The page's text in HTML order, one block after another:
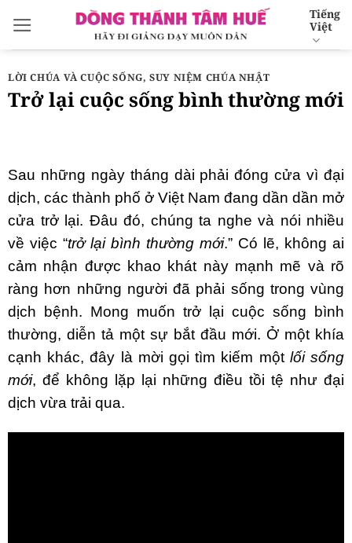
qua
nội
dung
Tiếng
Việt
LỜI CHÚA VÀ CUỘC SỐNG,SUY NIỆM CHÚA NHẬT
Trở lại cuộc sống bình thường mới
Sau những ngày tháng dài phải đóng cửa vì đại
dịch, các thành phố ở Việt Nam đang dần dần mở
cửa trở lại. Đâu đó, chúng ta nghe và nói nhiều
về việc “trở lại bình thường mới.” Có lẽ, không ai
cảm nhận được khao khát này mạnh mẽ và rõ
ràng hơn những người đã phải sống trong vùng
dịch bệnh. Mong muốn trở lại cuộc sống bình
thường, diễn tả một sự bắt đầu mới. Ở một khía
cạnh khác, đây là mời gọi tìm kiếm một lối sống
mới, để không lặp lại những điều tồi tệ như đại
dịch vừa trải qua.